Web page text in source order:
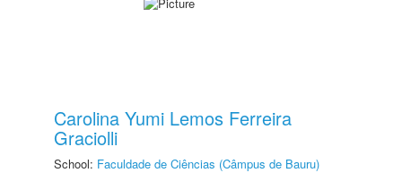
Carolina Yumi Lemos Ferreira
Graciolli
School: Faculdade de Ciências (Câmpus de Bauru)